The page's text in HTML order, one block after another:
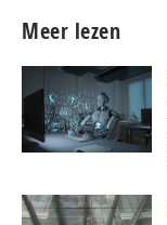
Meer lezen